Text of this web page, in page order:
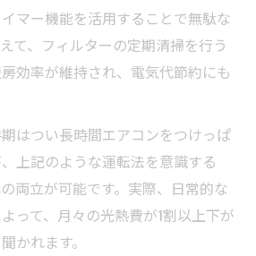
マー機能を活用することで無駄な
て、フィルターの定期清掃を行う
効率が維持され、電気代節約にも
はつい長時間エアコンをつけっぱ
上記のような運転法を意識する
両立が可能です。実際、日常的な
って、月々の光熱費が1割以上下が
かれます。